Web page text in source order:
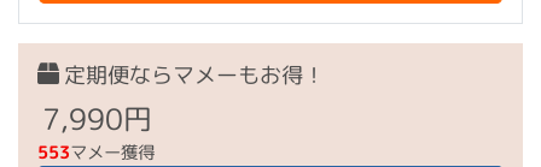
定期便ならマメーもお得！
7,990円
553マメー獲得